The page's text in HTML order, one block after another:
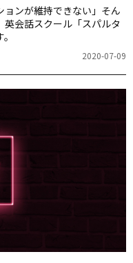
ョンが維持できない」そん
会話スクール「スパルタ
2020-07-09